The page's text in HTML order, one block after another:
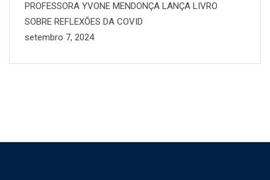
PROFESSORA YVONE MENDONÇA LANÇA LIVRO
SOBRE REFLEXÕES DA COVID
setembro 7, 2024